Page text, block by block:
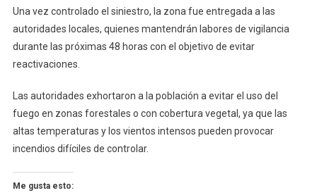
Una vez controlado el siniestro, la zona fue entregada a las
autoridades locales, quienes mantendrán labores de vigilancia
durante las próximas 48 horas con el objetivo de evitar
reactivaciones.
Las autoridades exhortaron a la población a evitar el uso del
fuego en zonas forestales o con cobertura vegetal, ya que las
altas temperaturas y los vientos intensos pueden provocar
incendios difíciles de controlar.
Me gusta esto: